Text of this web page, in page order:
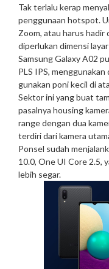
Tak terlalu kerap
penggunaan hotspot.
Zoom, atau harus hadir
diperlukan dimensi
Samsung Galaxy A02
PLS IPS,
gunakan poni kecil di
Sektor ini yang buat
pasalnya housing
range dengan dua
terdiri dari kamera
Ponsel sudah
10.0, One UI Core 2.5,
lebih segar.